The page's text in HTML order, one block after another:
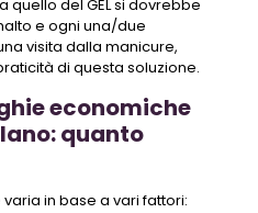
quello del GEL si dovrebbe
e ogni una/due
visita dalla manicure,
di questa soluzione.
economiche
quanto
in base a vari fattori: